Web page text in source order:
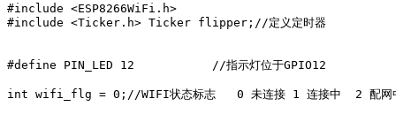
#include <ESP8266WiFi.h>
#include <Ticker.h> Ticker flipper;//定义定时器
#define PIN_LED 12           //指示灯位于GPIO12
int wifi_flg = 0;//WIFI状态标志   0 未连接 1 连接中  2 配网中